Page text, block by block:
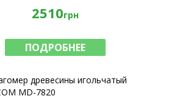
2510грн
ПОДРОБНЕЕ